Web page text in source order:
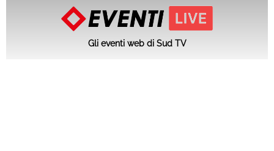
Gli eventi web di Sud TV